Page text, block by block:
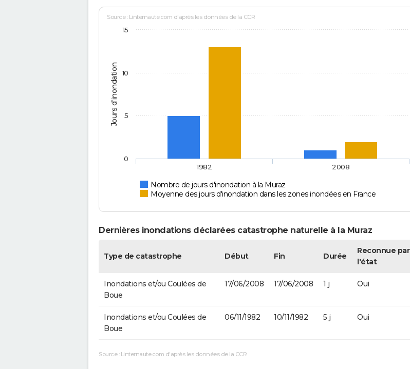
Jours d'inondation
Source : Linternaute.com d'après les données de la CCR
Nombre de jours d'inondation à la Muraz
Moyenne des jours d'inondation dans les zones inondées en France
1982 2008
0
5
10
15
Dernières inondations déclarées catastrophe naturelle à la Muraz
Type de catastrophe Début Fin Durée
Reconnue par
l'état
Inondations et/ou Coulées de
Boue
17/06/2008 17/06/2008 1 j Oui
Inondations et/ou Coulées de
Boue
06/11/1982 10/11/1982 5 j Oui
Source : Linternaute.com d'après les données de la CCR